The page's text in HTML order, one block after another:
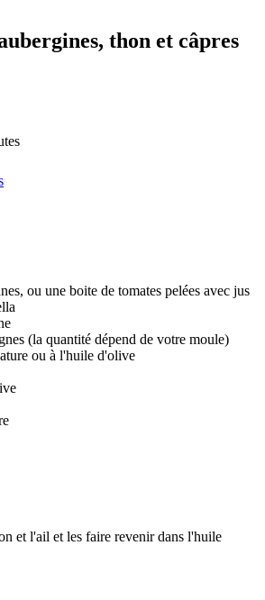
thon et câpres
ou une boite de tomates pelées avec jus
(la quantité dépend de votre moule)
ou à l'huile d'olive
et l'ail et les faire revenir dans l'huile